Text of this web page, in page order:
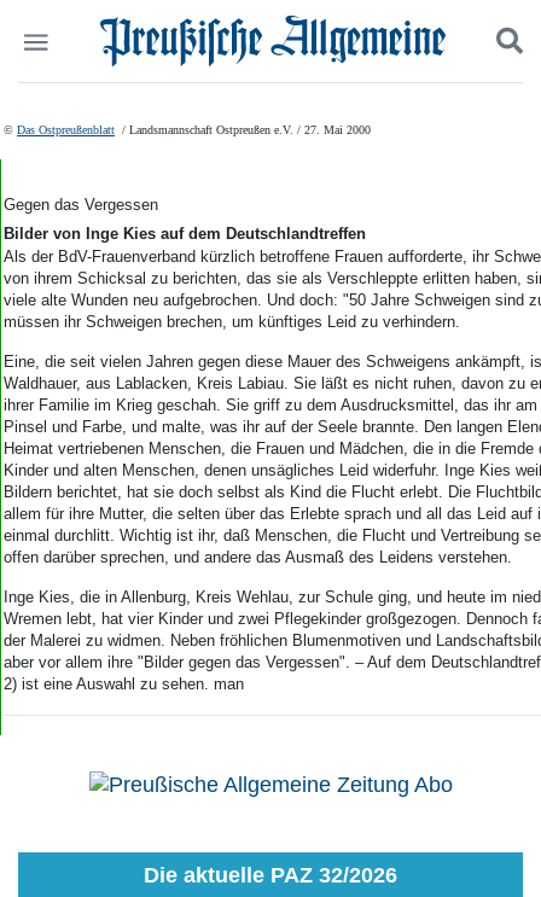
Start
Wer wir sind
Aktuelle Ausgabe
Abonnenten-Login
Abonnent werden
Abo Prämien
Archiv
Mediadaten
Politik
Gesellschaft
Leben
Geschichte
Ostpreußen
Pommern
Berlin-Brandenburg
Schlesien
Danzig und Westpreußen
Bücher
Kontakt
Datenschutz
Suchen und finden
© Das Ostpreußenblatt / Landsmannschaft Ostpreußen e.V. / 27. Mai 2000
Gegen das Vergessen
Bilder von Inge Kies auf dem Deutschlandtreffen
Als der BdV-Frauenverband kürzlich betroffene Frauen aufforderte, ihr
von ihrem Schicksal zu berichten, das sie als Verschleppte erlitten haben,
viele alte Wunden neu aufgebrochen. Und doch: "50 Jahre Schweigen sind
müssen ihr Schweigen brechen, um künftiges Leid zu verhindern.
Eine, die seit vielen Jahren gegen diese Mauer des Schweigens ankämpft,
Waldhauer, aus Lablacken, Kreis Labiau. Sie läßt es nicht ruhen, davon zu
ihrer Familie im Krieg geschah. Sie griff zu dem Ausdrucksmittel, das ihr
Pinsel und Farbe, und malte, was ihr auf der Seele brannte. Den langen
Heimat vertriebenen Menschen, die Frauen und Mädchen, die in die Fremde
Kinder und alten Menschen, denen unsägliches Leid widerfuhr. Inge Kies
Bildern berichtet, hat sie doch selbst als Kind die Flucht erlebt. Die
allem für ihre Mutter, die selten über das Erlebte sprach und all das Leid auf
einmal durchlitt. Wichtig ist ihr, daß Menschen, die Flucht und Vertreibung
offen darüber sprechen, und andere das Ausmaß des Leidens verstehen.
Inge Kies, die in Allenburg, Kreis Wehlau, zur Schule ging, und heute im
Wremen lebt, hat vier Kinder und zwei Pflegekinder großgezogen. Dennoch
der Malerei zu widmen. Neben fröhlichen Blumenmotiven und
aber vor allem ihre "Bilder gegen das Vergessen". – Auf dem
2) ist eine Auswahl zu sehen. man
Die aktuelle PAZ 32/2026